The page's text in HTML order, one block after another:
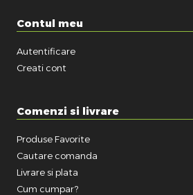
Contul meu
Autentificare
Creati cont
Comenzi si livrare
Produse Favorite
Cautare comanda
Livrare si plata
Cum cumpar?